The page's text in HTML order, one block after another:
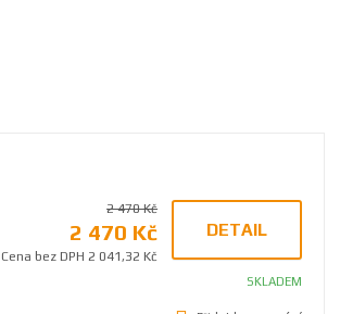
2 470 Kč
2 470 Kč
Cena bez DPH 2 041,32 Kč
DETAIL
SKLADEM